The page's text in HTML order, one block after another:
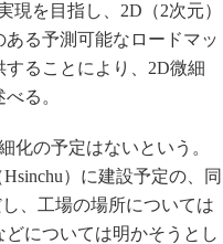
現を目指し、2D（2次元）
る予測可能なロードマッ
ることにより、2D微細
る。
化の予定はないという。
）に建設予定の、同
、工場の場所については
については明かそうとし